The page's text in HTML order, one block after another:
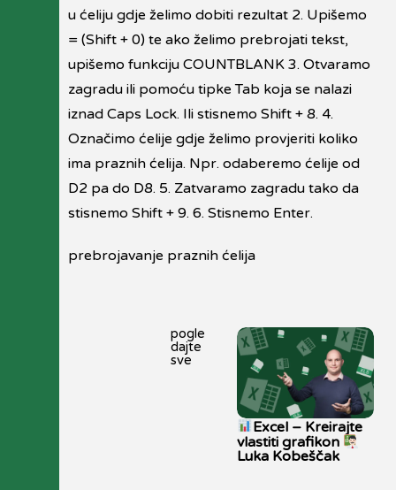
u ćeliju gdje želimo dobiti rezultat 2. Upišemo
= (Shift + 0) te ako želimo prebrojati tekst,
upišemo funkciju COUNTBLANK 3. Otvaramo
zagradu ili pomoću tipke Tab koja se nalazi
iznad Caps Lock. Ili stisnemo Shift + 8. 4.
Označimo ćelije gdje želimo provjeriti koliko
ima praznih ćelija. Npr. odaberemo ćelije od
D2 pa do D8. 5. Zatvaramo zagradu tako da
stisnemo Shift + 9. 6. Stisnemo Enter.
prebrojavanje praznih ćelija
pogle
dajte
sve
Excel – Kreirajte
vlastiti grafikon
Luka Kobeščak